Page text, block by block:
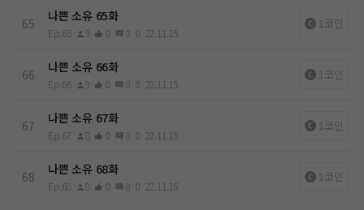
65 나쁜 소유 65화
Ep.65 9 0 0 0 22.11.15
1코인
66 나쁜 소유 66화
Ep.66 9 0 0 0 22.11.15
1코인
67 나쁜 소유 67화
Ep.67 8 0 0 0 22.11.15
1코인
68 나쁜 소유 68화
Ep.68 8 0 0 0 22.11.15
1코인